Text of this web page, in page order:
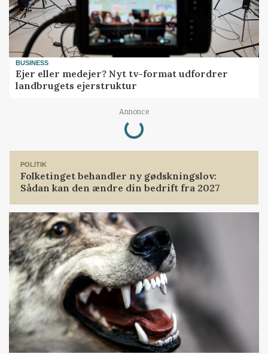
BUSINESS
Ejer eller medejer? Nyt tv-format udfordrer
landbrugets ejerstruktur
Annonce
Loading...
POLITIK
Folketinget behandler ny gødskningslov:
Sådan kan den ændre din bedrift fra 2027